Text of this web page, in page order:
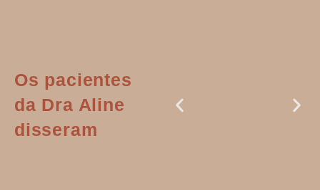
Os pacientes
da Dra Aline
disseram